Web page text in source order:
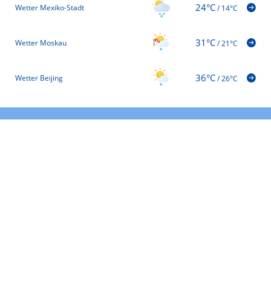
Wetter Mexiko-Stadt 24°C/14°C
Wetter Moskau 31°C/21°C
Wetter Beijing 36°C/26°C